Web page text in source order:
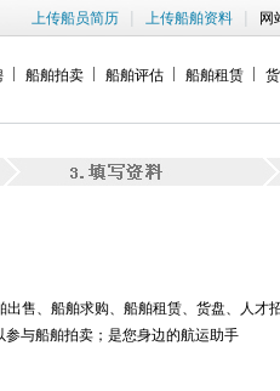
上传船员简历 | 上传船舶资料 | 网
船舶拍卖 船舶评估 船舶租赁
售、船舶求购、船舶租赁、货盘、人才招
与船舶拍卖；是您身边的航运助手